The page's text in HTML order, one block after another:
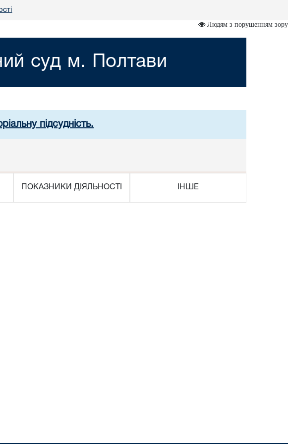
Людям з порушенням зору
суд м. Полтави
підсудність.
ПОКАЗНИКИ ДІЯЛЬНОСТІ ІНШЕ